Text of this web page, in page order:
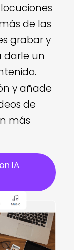
de las
grabar y
darle un
y añade
de
más
IA